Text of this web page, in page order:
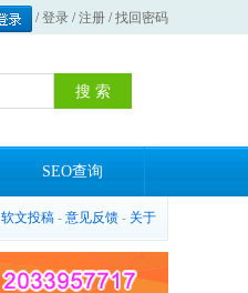
/登录 /注册 /找回密码
SEO查询
软文投稿 - 意见反馈 - 关于